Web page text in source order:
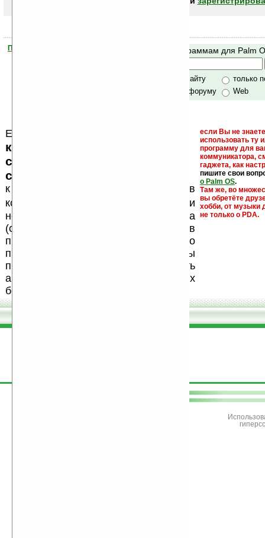
Помогите Ладошкам стать лучше
Поиск по программам для Palm
только по сайту
только
по сайту и форуму
Web
Еще раз обращаем внимание, что
кейгены, кряки - лекарства,
серийные номера, ключи и
ссылки на варезные сайты
если Вы не
использовать ту
программу для
коммуникатора,
гаджета, как
пишите свои
о Palm OS.
Там же, во
вы обретёте
хобби, от музыки
не только о PDA.
к публикации на нашем сайте в
комментариях
, как и
несанкционированная реклама
(спам). Мы поддерживаем авторов
программ и развитие легального
программного обеспечения. Также мы
призываем Вас поддерживать
авторов, особенно создающих
бесплатные (freeware) программы.